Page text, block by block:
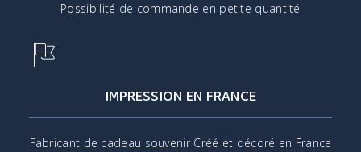
Possibilité de commande en petite quantité
IMPRESSION EN FRANCE
Fabricant de cadeau souvenir Créé et décoré en France